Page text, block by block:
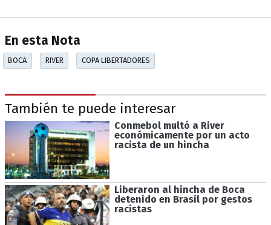
En esta Nota
BOCA RIVER COPA LIBERTADORES
También te puede interesar
Conmebol multó a River
económicamente por un acto
racista de un hincha
Liberaron al hincha de Boca
detenido en Brasil por gestos
racistas